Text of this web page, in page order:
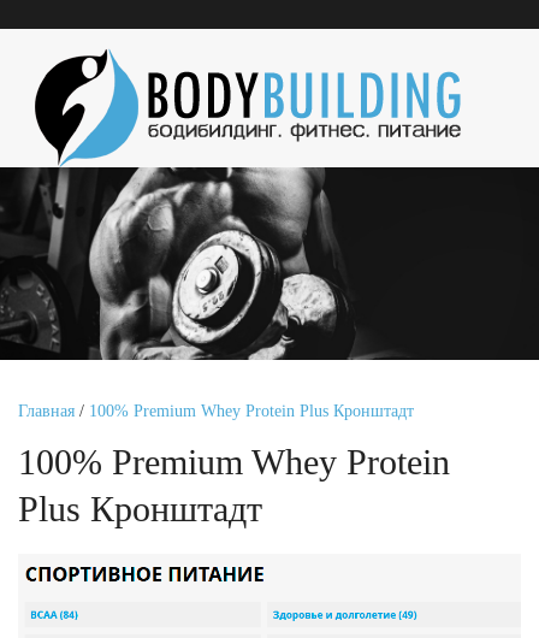
Главная / 100% Premium Whey Protein Plus Кронштадт
100% Premium Whey Protein
Plus Кронштадт